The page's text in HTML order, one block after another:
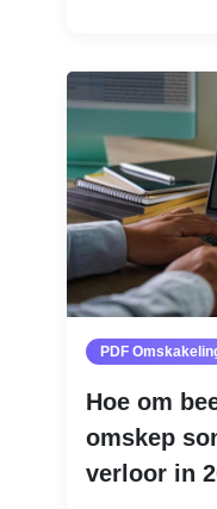
PDF
Hoe om
omskep
verloor in